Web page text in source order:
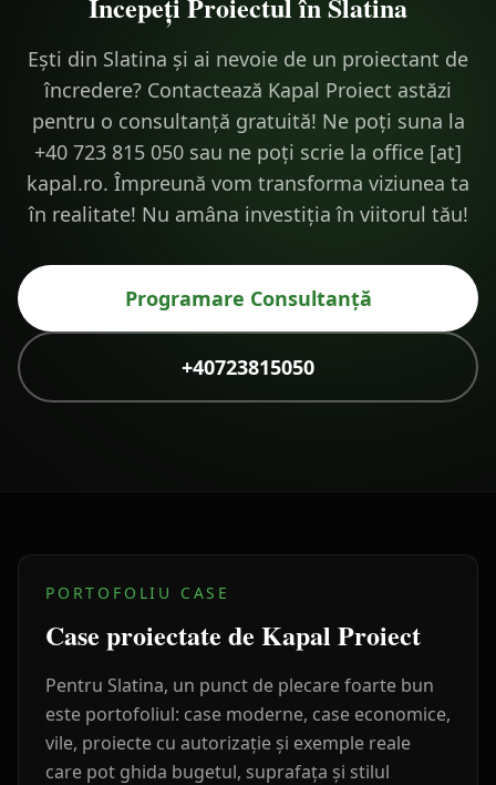
Ești din Slatina și ai nevoie de un proiectant de
încredere? Contactează Kapal Proiect astăzi
pentru o consultanță gratuită! Ne poți suna la
+40 723 815 050 sau ne poți scrie la office [at]
kapal.ro. Împreună vom transforma viziunea ta
în realitate! Nu amâna investiția în viitorul tău!
Programare Consultanță
+40723815050
PORTOFOLIU CASE
Case proiectate de Kapal Proiect
Pentru Slatina, un punct de plecare foarte bun
este portofoliul: case moderne, case economice,
vile, proiecte cu autorizație și exemple reale
care pot ghida bugetul, suprafața și stilul